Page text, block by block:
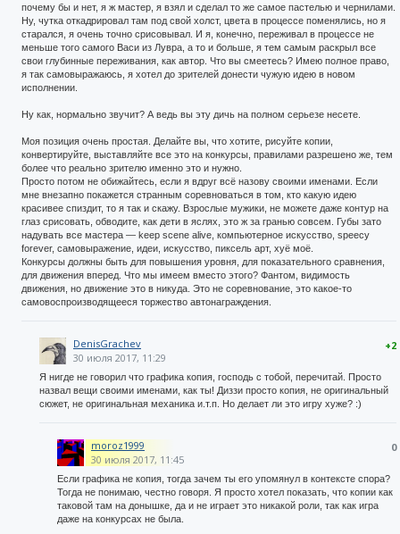
почему бы и нет, я ж мастер, я взял и сделал то же самое пастелью и чернилами.
Ну, чутка откадрировал там под свой холст, цвета в процессе поменялись, но я
старался, я очень точно срисовывал. И я, конечно, переживал в процессе не
меньше того самого Васи из Лувра, а то и больше, я тем самым раскрыл все
свои глубинные переживания, как автор. Что вы смеетесь? Имею полное право,
я так самовыражаюсь, я хотел до зрителей донести чужую идею в новом
исполнении.
Ну как, нормально звучит? А ведь вы эту дичь на полном серьезе несете.
Моя позиция очень простая. Делайте вы, что хотите, рисуйте копии,
конвертируйте, выставляйте все это на конкурсы, правилами разрешено же, тем
более что реально зрителю именно это и нужно.
Просто потом не обижайтесь, если я вдруг всё назову своими именами. Если
мне внезапно покажется странным соревноваться в том, кто какую идею
красивее спиздит, то я так и скажу. Взрослые мужики, не можете даже контур на
глаз срисовать, обводите, как дети в яслях, это ж за гранью совсем. Губы зато
надувать все мастера — keep scene alive, компьютерное искусство, speecy
forever, самовыражение, идеи, искусство, пиксель арт, хуё моё.
Конкурсы должны быть для повышения уровня, для показательного сравнения,
для движения вперед. Что мы имеем вместо этого? Фантом, видимость
движения, но движение это в никуда. Это не соревнование, это какое-то
самовоспроизводящееся торжество автонаграждения.
+2
DenisGrachev
30 июля 2017, 11:29
Я нигде не говорил что графика копия, господь с тобой, перечитай. Просто
назвал вещи своими именами, как ты! Диззи просто копия, не оригинальный
сюжет, не оригинальная механика и.т.п. Но делает ли это игру хуже? :)
0
moroz1999
30 июля 2017, 11:45
Если графика не копия, тогда зачем ты его упомянул в контексте спора?
Тогда не понимаю, честно говоря. Я просто хотел показать, что копии как
таковой там на донышке, да и не играет это никакой роли, так как игра
даже на конкурсах не была.